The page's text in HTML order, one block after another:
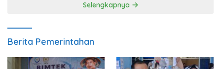
Selengkapnya
Berita Pemerintahan